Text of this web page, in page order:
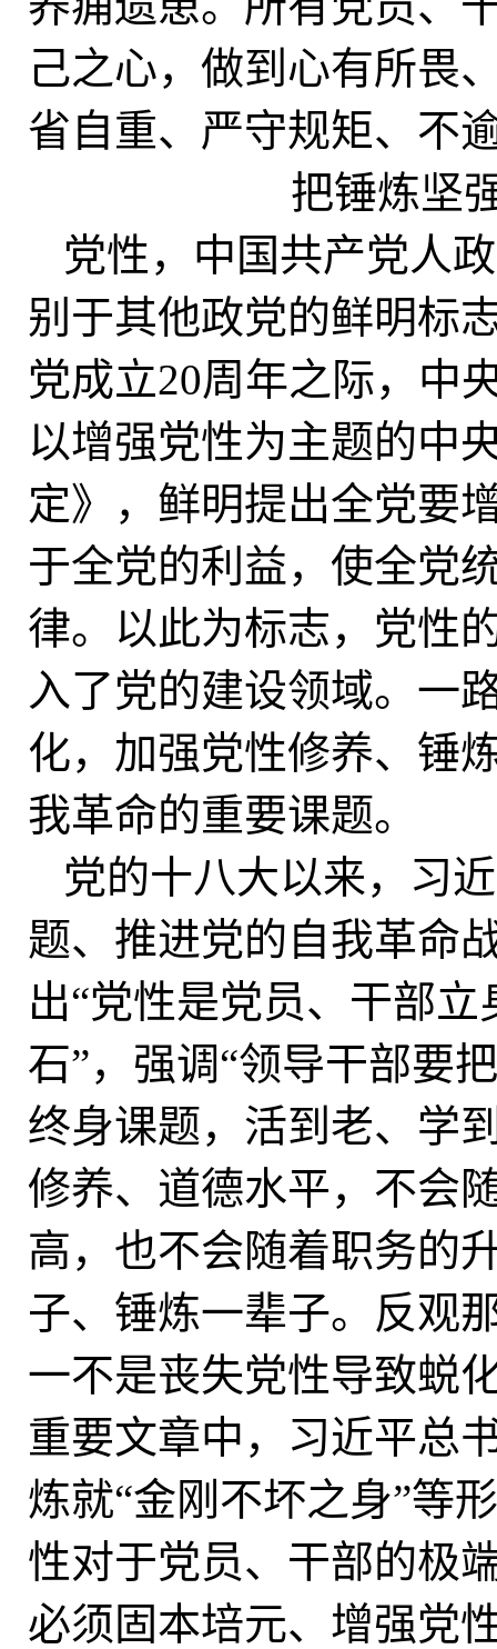
己之心，做到心有所畏
省自重、严守规矩、不
把锤炼坚
党性，中国共产党人
别于其他政党的鲜明标
党成立20周年之际，中
以增强党性为主题的中
定》，鲜明提出全党要
于全党的利益，使全党
律。以此为标志，党性
入了党的建设领域。一
化，加强党性修养、锤
我革命的重要课题。
党的十八大以来，习
题、推进党的自我革命
出“党性是党员、干部
石”，强调“领导干部要
终身课题，活到老、学
修养、道德水平，不会
高，也不会随着职务的
子、锤炼一辈子。反观
一不是丧失党性导致蜕
重要文章中，习近平总
炼就“金刚不坏之身”等
性对于党员、干部的极
必须固本培元、增强党